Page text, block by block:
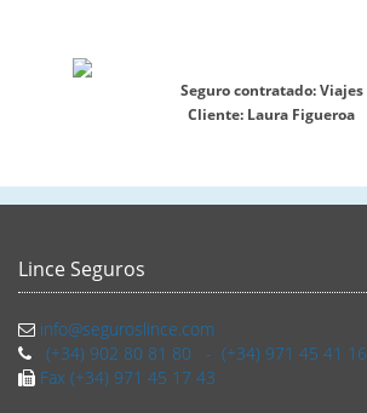
Seguro contratado:Viajes
Cliente: Laura Figueroa
Lince Seguros
info@seguroslince.com
(+34) 902 80 81 80 - (+34) 971 45 41 16
Fax (+34) 971 45 17 43